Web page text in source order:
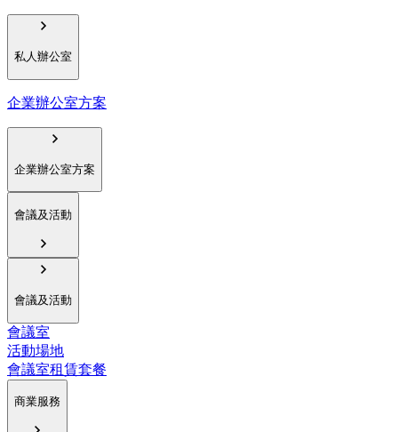
私人辦公室
企業辦公室方案
企業辦公室方案
會議及活動
會議及活動
會議室
活動場地
會議室租賃套餐
商業服務